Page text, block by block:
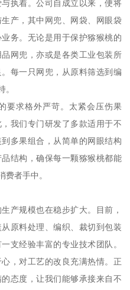
执着。公司自成立以来，便将
产，其中网兜、网袋、网眼袋
务。无论是用于保护猕猴桃的
网兜，亦或是各类工业包装所
每一只网兜，从原料筛选到编
。
要求格外严苛。太紧会压伤果
我们专门研发了多款适用于不
多果组合，从简单的网眼结构
结构，确保每一颗猕猴桃都能
费者手中。
产规模也在稳步扩大。目前，
原料处理、编织、裁切到包装
支经验丰富的专业技术团队。
，对工艺的改良充满热情。正
态度，让我们能够承接来自不